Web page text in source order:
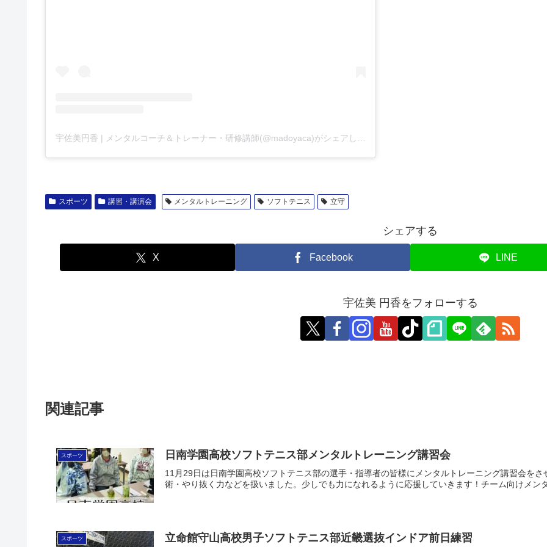
スポーツ 講習・講演会 メンタルトレーニング ソフトテニス 立守
シェアする
X Facebook LINE
宇佐美 円香をフォローする
関連記事
スポーツ 日南学園高校ソフトテニス部メンタルトレーニング講習会
11月29日は日南学園高校ソフトテニス部の選手・指導者の皆様にメンタルトレーニング講習会を
術・やり抜く力などを扱いました。少しでも力になれるように応援していきます！チーム向けメン
スポーツ 立命館守山高校男子ソフトテニス部近畿選抜インドア前日練習